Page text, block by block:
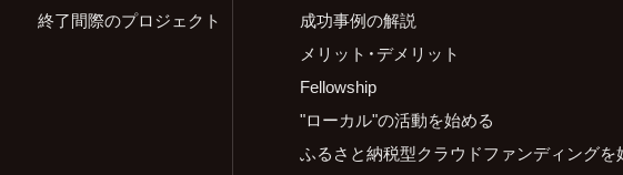
終了間際のプロジェクト
成功事例の解説
メリット・デメリット
Fellowship
"ローカル"の活動を始める
ふるさと納税型クラウドファンディングを